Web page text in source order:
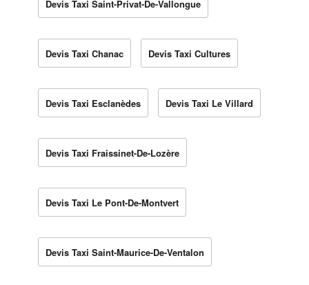
Devis Taxi Saint-Privat-De-Vallongue
Devis Taxi Chanac Devis Taxi Cultures
Devis Taxi Esclanèdes Devis Taxi Le Villard
Devis Taxi Fraissinet-De-Lozère
Devis Taxi Le Pont-De-Montvert
Devis Taxi Saint-Maurice-De-Ventalon